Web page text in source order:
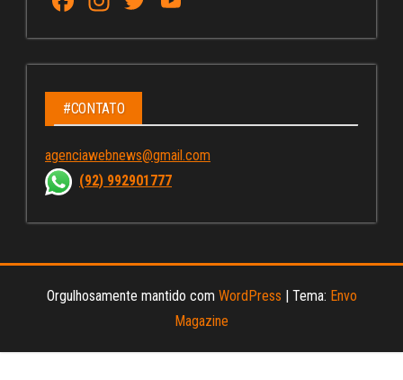
ce
bo
ok
st
ag
ra
m
wi
tt
u
Tu
C
ha
nn
#CONTATO
agenciawebnews@gmail.com
(92) 992901777
Orgulhosamente mantido com WordPress | Tema: Envo
Magazine